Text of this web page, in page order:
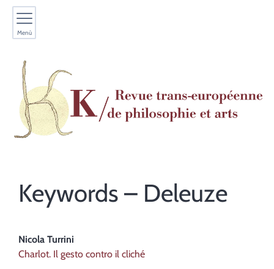
Menù
Keywords – Deleuze
Nicola Turrini
Charlot. Il gesto contro il cliché